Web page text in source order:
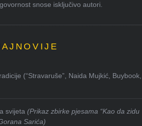
snose isključivo autori.
(“Stravaruše”, Naida Mujkić, Buybook,
svijeta(Prikaz zbirke pjesama “Kao da zidu
Sarića)